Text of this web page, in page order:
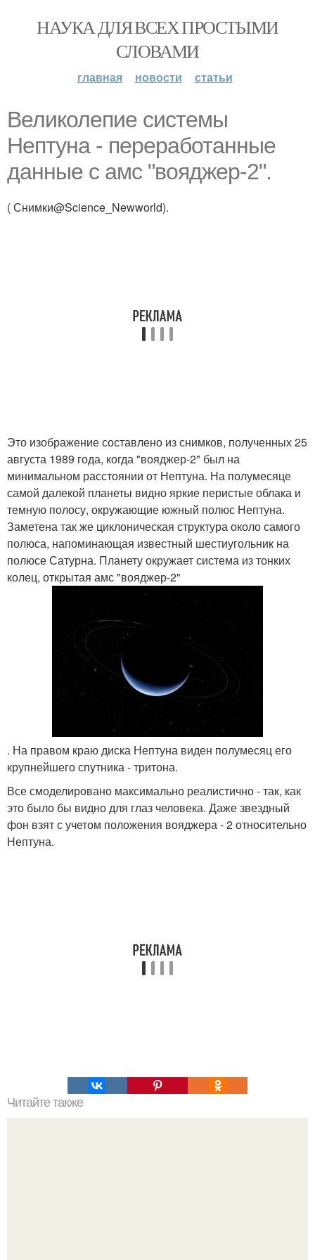
НАУКА ДЛЯ ВСЕХ ПРОСТЫМИ
СЛОВАМИ
главная новости статьи
Великолепие системы
Нептуна - переработанные
данные с амс "вояджер-2".
( Снимки@Science_Newworld).
Это изображение составлено из снимков, полученных 25
августа 1989 года, когда "вояджер-2" был на
минимальном расстоянии от Нептуна. На полумесяце
самой далекой планеты видно яркие перистые облака и
темную полосу, окружающие южный полюс Нептуна.
Заметена так же циклоническая структура около самого
полюса, напоминающая известный шестиугольник на
полюсе Сатурна. Планету окружает система из тонких
колец, открытая амс "вояджер-2"
. На правом краю диска Нептуна виден полумесяц его
крупнейшего спутника - тритона.
Все смоделировано максимально реалистично - так, как
это было бы видно для глаз человека. Даже звездный
фон взят с учетом положения вояджера - 2 относительно
Нептуна.
Читайте также